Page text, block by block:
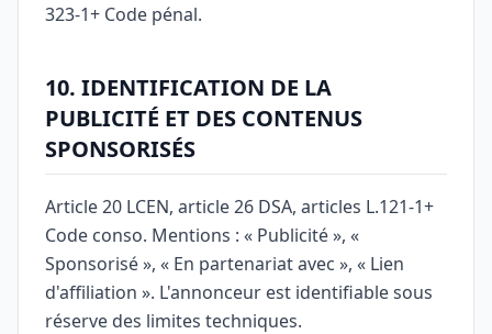
323-1+ Code pénal.
10. IDENTIFICATION DE LA
PUBLICITÉ ET DES CONTENUS
SPONSORISÉS
Article 20 LCEN, article 26 DSA, articles L.121-1+
Code conso. Mentions : « Publicité », «
Sponsorisé », « En partenariat avec », « Lien
d'affiliation ». L'annonceur est identifiable sous
réserve des limites techniques.